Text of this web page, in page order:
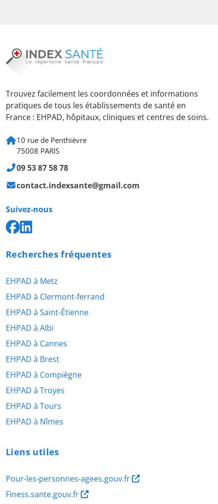
Trouvez facilement les coordonnées et informations
pratiques de tous les établissements de santé en
France : EHPAD, hôpitaux, cliniques et centres de soins.
10 rue de Penthièvre
75008 PARIS
09 53 87 58 78
contact.indexsante@gmail.com
Suivez-nous
Recherches fréquentes
EHPAD à Metz
EHPAD à Clermont-ferrand
EHPAD à Saint-Étienne
EHPAD à Albi
EHPAD à Cannes
EHPAD à Brest
EHPAD à Compiègne
EHPAD à Troyes
EHPAD à Tours
EHPAD à Nîmes
Liens utiles
Pour-les-personnes-agees.gouv.fr
Finess.sante.gouv.fr